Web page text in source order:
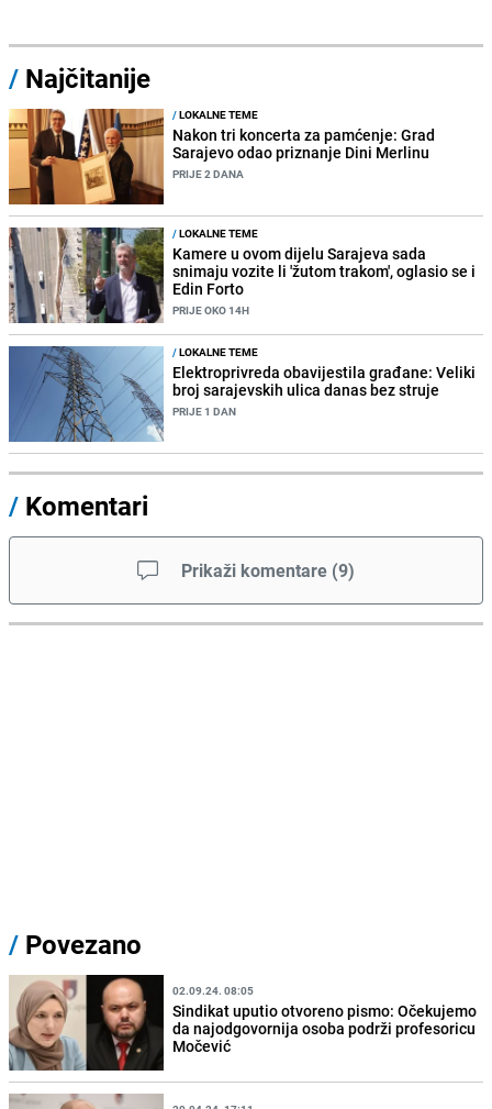
/ Najčitanije
/LOKALNE TEME
Nakon tri koncerta za pamćenje: Grad
Sarajevo odao priznanje Dini Merlinu
PRIJE 2 DANA
/LOKALNE TEME
Kamere u ovom dijelu Sarajeva sada
snimaju vozite li 'žutom trakom', oglasio se i
Edin Forto
PRIJE OKO 14H
/LOKALNE TEME
Elektroprivreda obavijestila građane: Veliki
broj sarajevskih ulica danas bez struje
PRIJE 1 DAN
/ Komentari
Prikaži komentare (9)
/ Povezano
02.09.24. 08:05
Sindikat uputio otvoreno pismo: Očekujemo
da najodgovornija osoba podrži profesoricu
Močević